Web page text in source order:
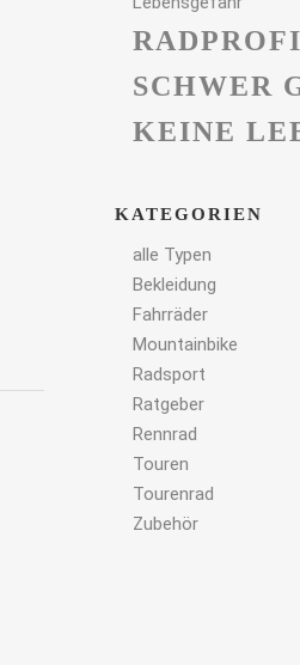
SCHWER
KEINE
KATEGORIEN
alle Typen
Bekleidung
Fahrräder
Mountainbike
Radsport
Ratgeber
Rennrad
Touren
Tourenrad
Zubehör